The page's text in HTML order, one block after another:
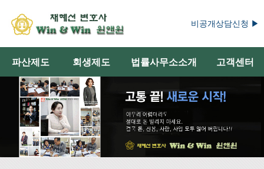
비공개상담신청 ▶
파산제도 회생제도 법률사무소소개 고객센터